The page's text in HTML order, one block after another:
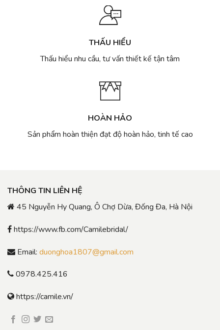
THẤU HIỂU
Thấu hiểu nhu cầu, tư vấn thiết kế tận tâm
HOÀN HẢO
Sản phẩm hoàn thiện đạt độ hoàn hảo, tinh tế cao
THÔNG TIN LIÊN HỆ
45 Nguyễn Hy Quang, Ô Chợ Dừa, Đống Đa, Hà Nội
https://www.fb.com/Camilebridal/
Email: duonghoa1807@gmail.com
0978.425.416
https://camile.vn/